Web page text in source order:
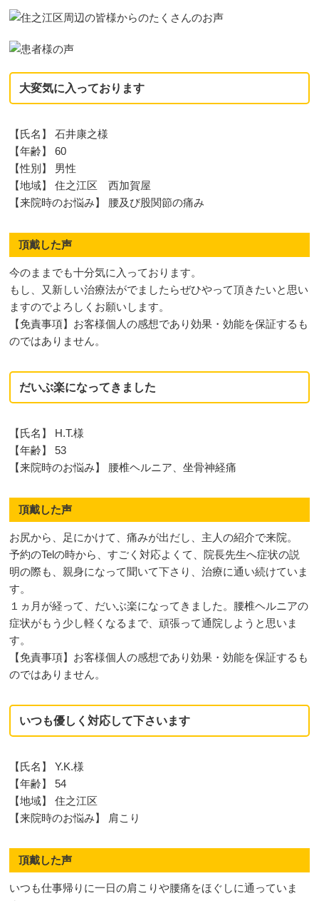
大変気に入っております
【氏名】 石井康之様
【年齢】 60
【性別】 男性
【地域】 住之江区 西加賀屋
【来院時のお悩み】 腰及び股関節の痛み
頂戴した声
今のままでも十分気に入っております。
もし、又新しい治療法がでましたらぜひやって頂きたいと思い
ますのでよろしくお願いします。
【免責事項】お客様個人の感想であり効果・効能を保証するも
のではありません。
だいぶ楽になってきました
【氏名】 H.T.様
【年齢】 53
【来院時のお悩み】 腰椎ヘルニア、坐骨神経痛
頂戴した声
お尻から、足にかけて、痛みが出だし、主人の紹介で来院。
予約のTelの時から、すごく対応よくて、院長先生へ症状の説
明の際も、親身になって聞いて下さり、治療に通い続けていま
す。
１ヵ月が経って、だいぶ楽になってきました。腰椎ヘルニアの
症状がもう少し軽くなるまで、頑張って通院しようと思いま
す。
【免責事項】お客様個人の感想であり効果・効能を保証するも
のではありません。
いつも優しく対応して下さいます
【氏名】 Y.K.様
【年齢】 54
【地域】 住之江区
【来院時のお悩み】 肩こり
頂戴した声
いつも仕事帰りに一日の肩こりや腰痛をほぐしに通っていま